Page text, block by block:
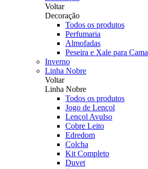
Voltar
Decoração
Todos os produtos
Perfumaria
Almofadas
Peseira e Xale para Cama
Inverno
Linha Nobre
Voltar
Linha Nobre
Todos os produtos
Jogo de Lençol
Lençol Avulso
Cobre Leito
Edredom
Colcha
Kit Completo
Duvet